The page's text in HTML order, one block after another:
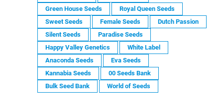
Green House Seeds
Royal Queen Seeds
Sweet Seeds
Female Seeds
Dutch Passion
Silent Seeds
Paradise Seeds
Happy Valley Genetics
White Label
Anaconda Seeds
Eva Seeds
Kannabia Seeds
00 Seeds Bank
Bulk Seed Bank
World of Seeds